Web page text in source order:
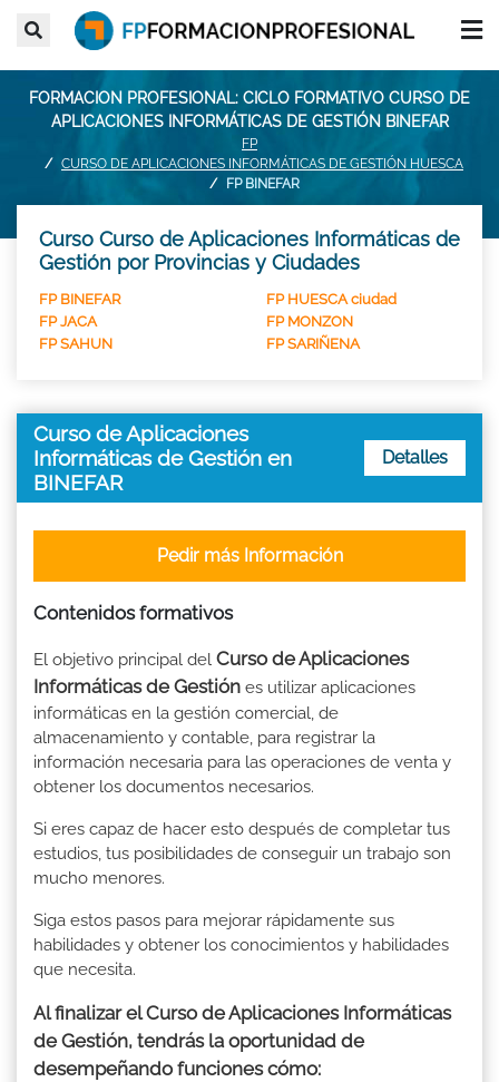
FORMACION PROFESIONAL: CICLO FORMATIVO CURSO DE
APLICACIONES INFORMÁTICAS DE GESTIÓN BINEFAR
FP
CURSO DE APLICACIONES INFORMÁTICAS DE GESTIÓN HUESCA
FP BINEFAR
Curso Curso de Aplicaciones Informáticas de
Gestión por Provincias y Ciudades
FP BINEFAR
FP HUESCA ciudad
FP JACA
FP MONZON
FP SAHUN
FP SARIÑENA
Curso de Aplicaciones
Informáticas de Gestión en
BINEFAR
Detalles
Pedir más Información
Contenidos formativos
El objetivo principal del Curso de Aplicaciones
Informáticas de Gestión es utilizar aplicaciones
informáticas en la gestión comercial, de
almacenamiento y contable, para registrar la
información necesaria para las operaciones de venta y
obtener los documentos necesarios.
Si eres capaz de hacer esto después de completar tus
estudios, tus posibilidades de conseguir un trabajo son
mucho menores.
Siga estos pasos para mejorar rápidamente sus
habilidades y obtener los conocimientos y habilidades
que necesita.
Al finalizar el Curso de Aplicaciones Informáticas
de Gestión, tendrás la oportunidad de
desempeñando funciones cómo: